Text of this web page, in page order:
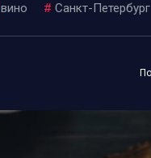
вино # Санкт-Петербург